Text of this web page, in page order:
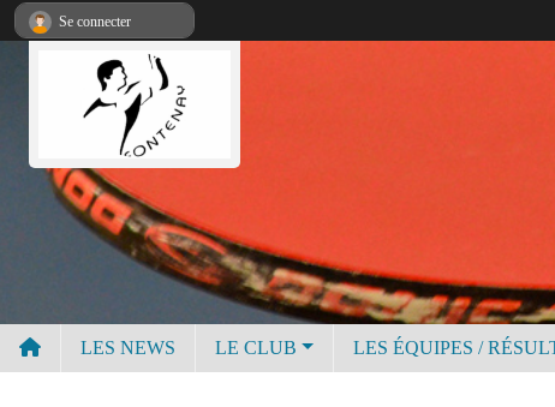
LES NEWS LE CLUB LES ÉQUIPES /
Se connecter
Panneau de gestion des cookies